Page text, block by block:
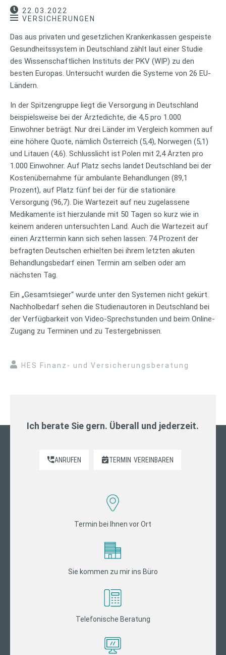
22.03.2022
VERSICHERUNGEN
Das aus privaten und gesetzlichen Krankenkassen gespeiste
Gesundheitssystem in Deutschland zählt laut einer Studie
des Wissenschaftlichen Instituts der PKV (WIP) zu den
besten Europas. Untersucht wurden die Systeme von 26 EU-
Ländern.
In der Spitzengruppe liegt die Versorgung in Deutschland
beispielsweise bei der Ärztedichte, die 4,5 pro 1.000
Einwohner beträgt. Nur drei Länder im Vergleich kommen auf
eine höhere Quote, nämlich Österreich (5,4), Norwegen (5,1)
und Litauen (4,6). Schlusslicht ist Polen mit 2,4 Ärzten pro
1.000 Einwohner. Auf Platz sechs landet Deutschland bei der
Kostenübernahme für ambulante Behandlungen (89,1
Prozent), auf Platz fünf bei der für die stationäre
Versorgung (96,7). Die Wartezeit auf neu zugelassene
Medikamente ist hierzulande mit 50 Tagen so kurz wie in
keinem anderen untersuchten Land. Auch die Wartezeit auf
einen Arzttermin kann sich sehen lassen: 74 Prozent der
befragten Deutschen erhielten bei ihrem letzten akuten
Behandlungsbedarf einen Termin am selben oder am
nächsten Tag.
Ein „Gesamtsieger“ wurde unter den Systemen nicht gekürt.
Nachholbedarf sehen die Studienautoren in Deutschland bei
der Verfügbarkeit von Video-Sprechstunden und beim Online-
Zugang zu Terminen und zu Testergebnissen.
HES Finanz- und Versicherungsberatung
Ich berate Sie gern. Überall und jederzeit.
ANRUFEN TERMIN VEREINBAREN
Termin bei Ihnen vor Ort
Sie kommen zu mir ins Büro
Telefonische Beratung